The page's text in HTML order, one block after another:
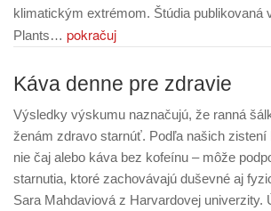
klimatickým extrémom. Štúdia publikovaná
Plants… pokračuj
Káva denne pre zdravie
Výsledky výskumu naznačujú, že ranná
ženám zdravo starnúť. Podľa našich
nie čaj alebo káva bez kofeínu – môže
starnutia, ktoré zachovávajú duševné aj
Sara Mahdaviová z Harvardovej univerzity.